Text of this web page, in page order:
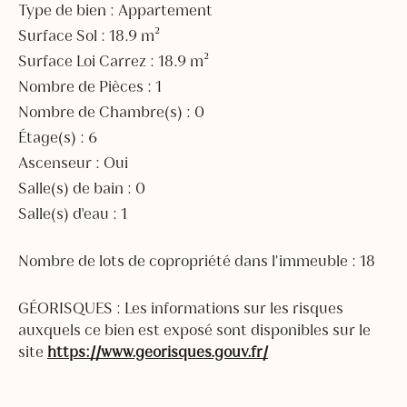
Type de bien : Appartement
Surface Sol : 18.9 m²
Surface Loi Carrez : 18.9 m²
Nombre de Pièces : 1
Nombre de Chambre(s) : 0
Étage(s) : 6
Ascenseur : Oui
Salle(s) de bain : 0
Salle(s) d'eau : 1
Nombre de lots de copropriété dans l’immeuble : 18
GÉORISQUES : Les informations sur les risques
auxquels ce bien est exposé sont disponibles sur le
site https://www.georisques.gouv.fr/